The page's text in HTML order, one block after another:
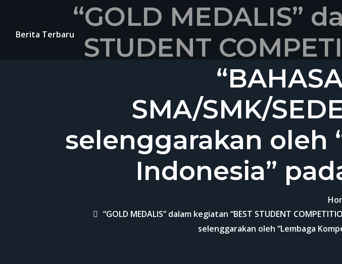
Berita Terbaru
“GOLD MEDALIS”
STUDENT
SMA/SMK/
selenggarakan oleh
Indonesia”
“GOLD MEDALIS” dalam kegiatan “BEST STUDENT
selenggarakan oleh “Lembaga